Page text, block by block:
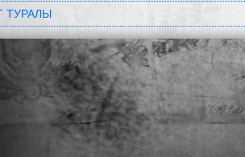
ТУРАЛЫ